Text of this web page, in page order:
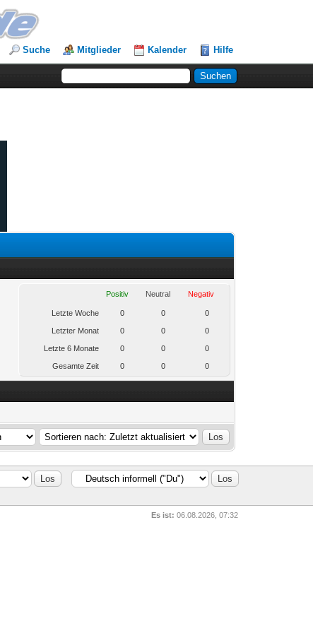
Suche Mitglieder Kalender Hilfe
Positiv Neutral Negativ
Letzte Woche 0 0 0
Letzter Monat 0 0 0
Letzte 6 Monate 0 0 0
Gesamte Zeit 0 0 0
Es ist: 06.08.2026, 07:32